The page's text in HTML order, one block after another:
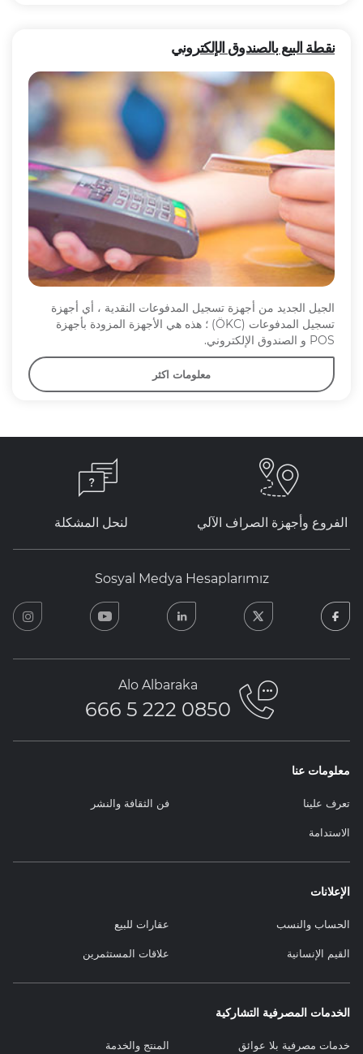
نقطة البيع بالصندوق الإلكتروني
الجيل الجديد من أجهزة تسجيل المدفوعات النقدية ، أي أجهزة
تسجيل المدفوعات (ÖKC) ؛ هذه هي الأجهزة المزودة بأجهزة
POS و الصندوق الإلكتروني.
معلومات اكثر
الفروع وأجهزة الصراف الآلي لنحل المشكلة
Sosyal Medya Hesaplarımız
Alo Albaraka
0850 222 5 666
معلومات عنا
تعرف علينا فن الثقافة والنشر
الاستدامة
الإعلانات
الحساب والنسب عقارات للبيع
القيم الإنسانية علاقات المستثمرين
الخدمات المصرفية التشاركية
خدمات مصرفية بلا عوائق المنتج والخدمة